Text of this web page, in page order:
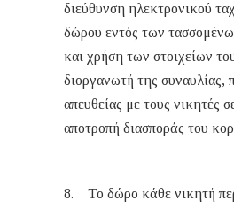
διεύθυνση ηλεκτρονικού
δώρου εντός των
και χρήση των στοιχείων
διοργανωτή της συναυλίας,
απευθείας με τους νικητές
αποτροπή διασποράς του
8. Το δώρο κάθε νικητή